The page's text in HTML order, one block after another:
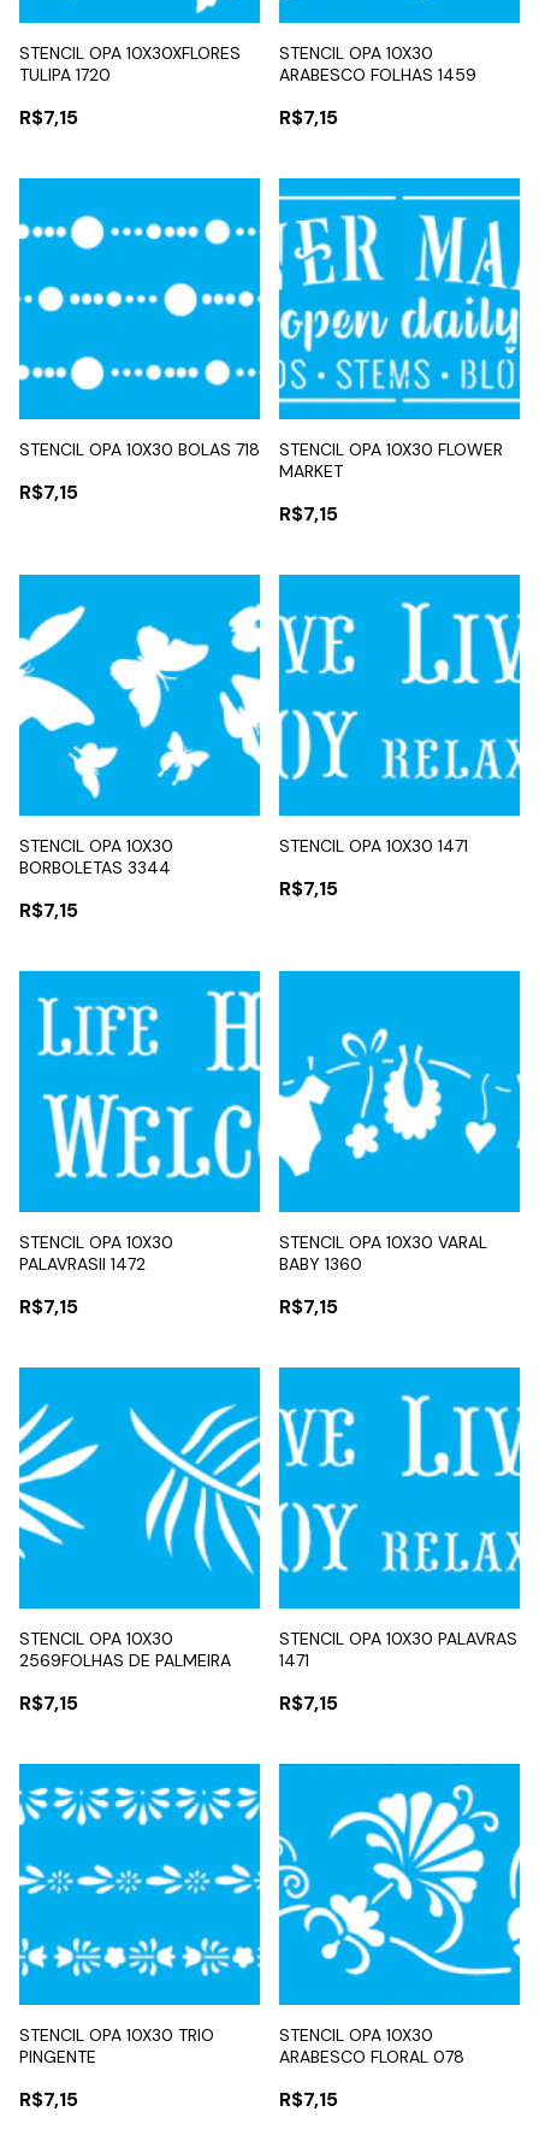
STENCIL OPA 10X30XFLORES
TULIPA 1720
R$7,15
STENCIL OPA 10X30
ARABESCO FOLHAS 1459
R$7,15
STENCIL OPA 10X30 BOLAS 718
R$7,15
STENCIL OPA 10X30 FLOWER
MARKET
R$7,15
STENCIL OPA 10X30
BORBOLETAS 3344
R$7,15
STENCIL OPA 10X30 1471
R$7,15
STENCIL OPA 10X30
PALAVRASII 1472
R$7,15
STENCIL OPA 10X30 VARAL
BABY 1360
R$7,15
STENCIL OPA 10X30
2569FOLHAS DE PALMEIRA
R$7,15
STENCIL OPA 10X30 PALAVRAS
1471
R$7,15
STENCIL OPA 10X30 TRIO
PINGENTE
R$7,15
STENCIL OPA 10X30
ARABESCO FLORAL 078
R$7,15